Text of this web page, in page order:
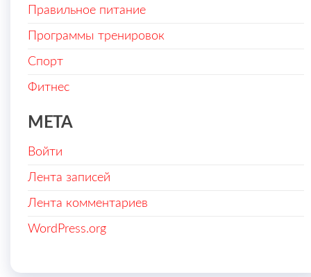
Правильное питание
Программы тренировок
Спорт
Фитнес
МЕТА
Войти
Лента записей
Лента комментариев
WordPress.org